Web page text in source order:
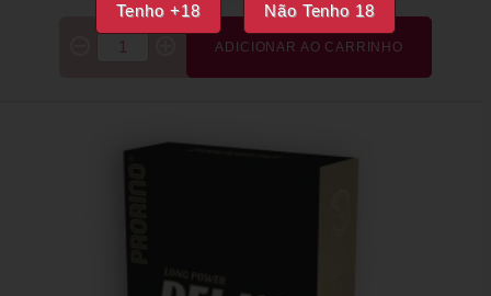
Tenho +18 Não Tenho 18
ADICIONAR AO CARRINHO